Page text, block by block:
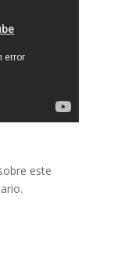
este